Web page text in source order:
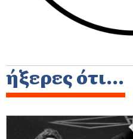
ήξερες ότι...